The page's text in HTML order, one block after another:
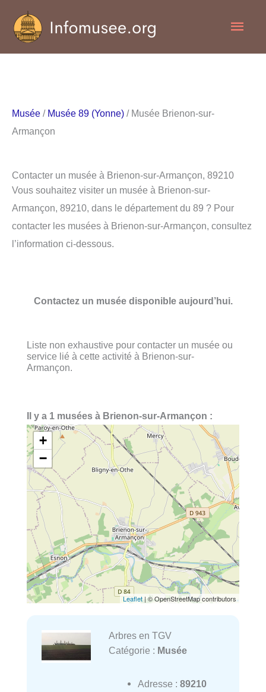
contenu
Musée / Musée 89 (Yonne) / Musée Brienon-sur-
Armançon
Contacter un musée à Brienon-sur-Armançon, 89210
Vous souhaitez visiter un musée à Brienon-sur-
Armançon, 89210, dans le département du 89 ? Pour
contacter les musées à Brienon-sur-Armançon, consultez
l’information ci-dessous.
Contactez un musée disponible aujourd’hui.
Liste non exhaustive pour contacter un musée ou
service lié à cette activité à Brienon-sur-
Armançon.
Il y a 1 musées à Brienon-sur-Armançon :
+
−
Leaflet | © OpenStreetMap contributors
Arbres en TGV
Catégorie : Musée
Adresse : 89210